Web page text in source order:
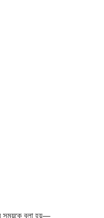
সময়কে বলা হয়—